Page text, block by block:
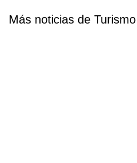
Más noticias de Turismo